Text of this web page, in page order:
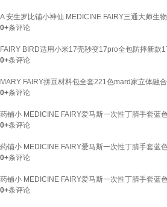
A 安生罗比铺小神仙 MEDICINE FAIRY三通大师生
0+条评论
FAIRY BIRD适用小米17壳秒变17pro全包防摔新
0+条评论
MARY FAIRY拼豆材料包全套221色mard家立体融
0+条评论
药铺小 MEDICINE FAIRY爱马斯一次性丁腈手套蓝
0+条评论
药铺小 MEDICINE FAIRY爱马斯一次性丁腈手套蓝
0+条评论
药铺小 MEDICINE FAIRY爱马斯一次性丁腈手套蓝
0+条评论